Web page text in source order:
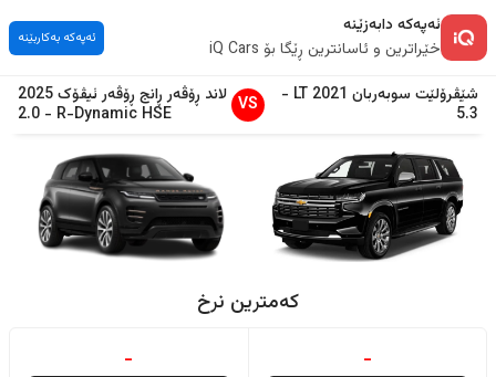
ئەپەکە دابەزێنە
خێراترین و ئاسانترین ڕێگا بۆ iQ Cars
ئەپەکە بەکاربێنە
شێڤرۆلێت سوبەربان 2021
LT
-
5.3
VS لاند ڕۆڤەر ڕانج ڕۆڤەر ئیڤۆک2025
R-Dynamic HSE
-
2.0
کەمترین نرخ
-
-